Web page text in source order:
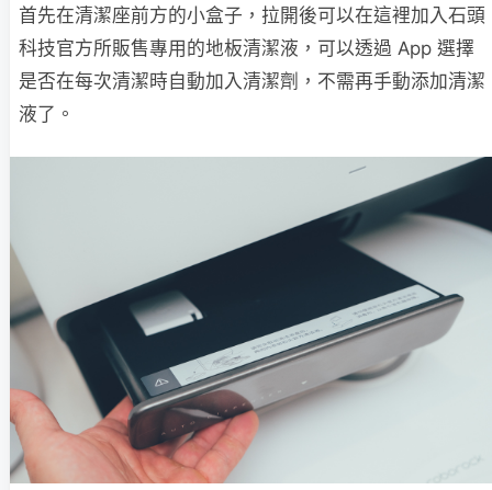
首先在清潔座前方的小盒子，拉開後可以在這裡加入石頭
科技官方所販售專用的地板清潔液，可以透過 App 選擇
是否在每次清潔時自動加入清潔劑，不需再手動添加清潔
液了。